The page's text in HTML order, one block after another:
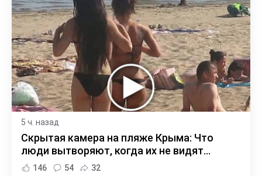
5 ч. назад
Скрытая камера на пляже Крыма: Что
люди вытворяют, когда их не видят...
146 54 32